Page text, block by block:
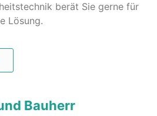
berät Sie gerne für
Lösung.
Bauherr